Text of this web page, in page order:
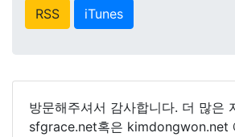
RSS iTunes
방문해주셔서 감사합니다. 더 많은
sfgrace.net혹은 kimdongwon.net